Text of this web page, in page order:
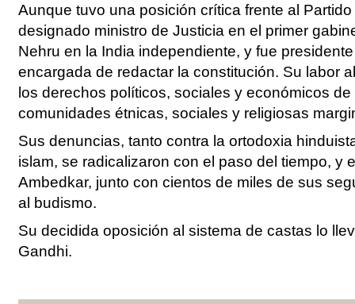
Aunque tuvo una posición crítica frente al
designado ministro de Justicia en el primer
Nehru en la India independiente, y fue
encargada de redactar la constitución. Su labor
los derechos políticos, sociales y económicos
comunidades étnicas, sociales y religiosas
Sus denuncias, tanto contra la ortodoxia
islam, se radicalizaron con el paso del tiempo, y
Ambedkar, junto con cientos de miles de sus
al budismo.
Su decidida oposición al sistema de castas lo
Gandhi.